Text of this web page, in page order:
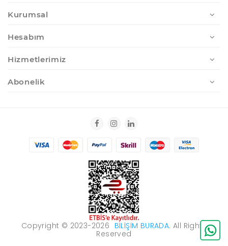
Kurumsal
Hesabım
Hizmetlerimiz
Abonelik
Copyright © 2023-2026 BILIŞIM BURADA. All Rights
Reserved